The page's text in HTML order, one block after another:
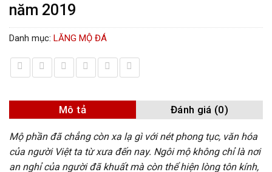
năm 2019
Danh mục: LĂNG MỘ ĐÁ
Mô tả Đánh giá (0)
Mộ phần đã chẳng còn xa lạ gì với nét phong tục, văn hóa
của người Việt ta từ xưa đến nay. Ngôi mộ không chỉ là nơi
an nghỉ của người đã khuất mà còn thể hiện lòng tôn kính,